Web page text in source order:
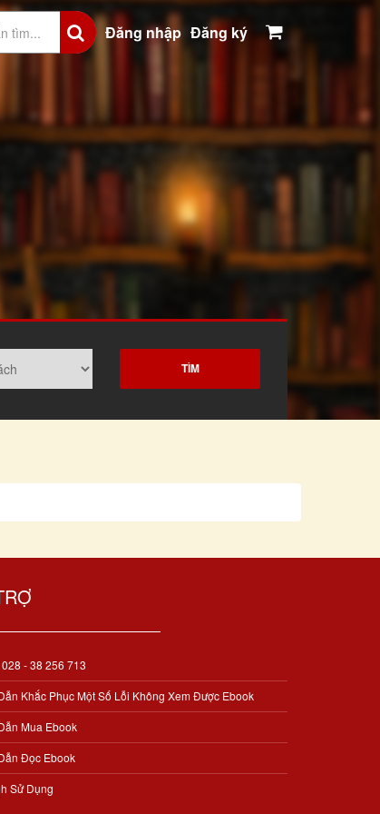
Đăng nhập Đăng ký
- 38 256 713
Khắc Phục Một Số Lỗi Không Xem Được Ebook
Mua Ebook
Đọc Ebook
Sử Dụng